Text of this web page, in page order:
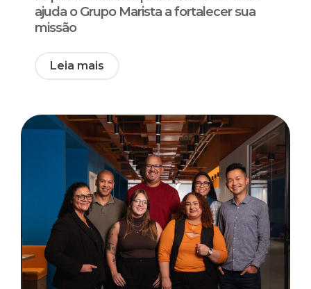
ajuda o Grupo Marista a fortalecer sua
missão
Leia mais